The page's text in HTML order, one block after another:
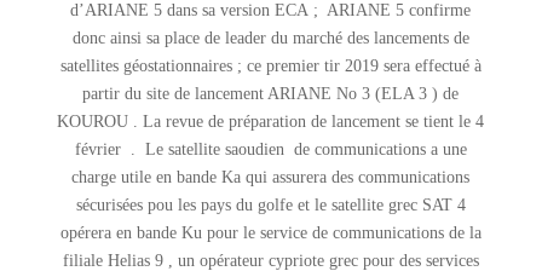
d’ARIANE 5 dans sa version ECA ; ARIANE 5 confirme
donc ainsi sa place de leader du marché des lancements de
satellites géostationnaires ; ce premier tir 2019 sera effectué à
partir du site de lancement ARIANE No 3 (ELA 3 ) de
KOUROU . La revue de préparation de lancement se tient le 4
février . Le satellite saoudien de communications a une
charge utile en bande Ka qui assurera des communications
sécurisées pou les pays du golfe et le satellite grec SAT 4
opérera en bande Ku pour le service de communications de la
filiale Helias 9 , un opérateur cypriote grec pour des services